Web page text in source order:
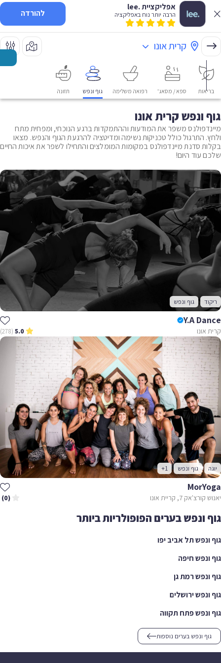
אפליקציית .lee
הרבה יותר נוח באפליקציה להורדה
קרית אונו
בריאות ספא / מסאג' רפואה משלימה גוף ונפש תזונה
גוף ונפש קרית אונו
מיינדפולנס משפר את המודעות וההתמקדות ברגע הנוכחי, ומפחית מתח
ולחץ. התרגול כולל טכניקות נשימה ומדיטציה להרגעת הגוף והנפש. מצאו
בקלות סדנת מיינדפולנס במקומות המומלצים והתחילו לשפר את איכות החיים
שלכם עוד היום!
ריקוד גוף ונפש
Y.A Dance
קרית אונו 5.0
(278)
יוגה גוף ונפש +1
MorYoga
יאנוש קורצ'אק 7, קריית אונו (0)
גוף ונפש בערים הפופולריות ביותר
גוף ונפש תל אביב יפו
גוף ונפש חיפה
גוף ונפש רמת גן
גוף ונפש ירושלים
גוף ונפש פתח תקווה
גוף ונפש בערים נוספות